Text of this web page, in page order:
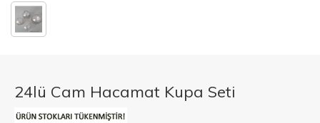
24lü Cam Hacamat Kupa Seti